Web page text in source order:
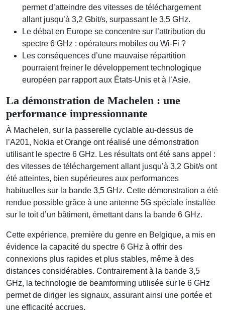
permet d’atteindre des vitesses de téléchargement
allant jusqu’à 3,2 Gbit/s, surpassant le 3,5 GHz.
Le débat en Europe se concentre sur l’attribution du
spectre 6 GHz : opérateurs mobiles ou Wi-Fi ?
Les conséquences d’une mauvaise répartition
pourraient freiner le développement technologique
européen par rapport aux États-Unis et à l’Asie.
La démonstration de Machelen : une
performance impressionnante
À Machelen, sur la passerelle cyclable au-dessus de
l’A201, Nokia et Orange ont réalisé une démonstration
utilisant le spectre 6 GHz. Les résultats ont été sans appel :
des vitesses de téléchargement allant jusqu’à 3,2 Gbit/s ont
été atteintes, bien supérieures aux performances
habituelles sur la bande 3,5 GHz. Cette démonstration a été
rendue possible grâce à une antenne 5G spéciale installée
sur le toit d’un bâtiment, émettant dans la bande 6 GHz.
Cette expérience, première du genre en Belgique, a mis en
évidence la capacité du spectre 6 GHz à offrir des
connexions plus rapides et plus stables, même à des
distances considérables. Contrairement à la bande 3,5
GHz, la technologie de beamforming utilisée sur le 6 GHz
permet de diriger les signaux, assurant ainsi une portée et
une efficacité accrues.